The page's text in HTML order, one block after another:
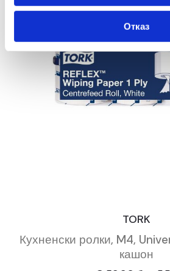
Отказ
TORK
Кухненски ролки, M4,
кашон